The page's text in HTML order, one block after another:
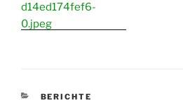
KATEGORIEN
BERICHTE